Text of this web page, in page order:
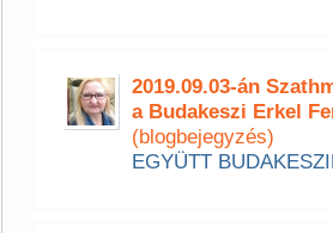
2019.09.03-án
a Budakeszi Erkel
(blogbejegyzés)
EGYÜTT